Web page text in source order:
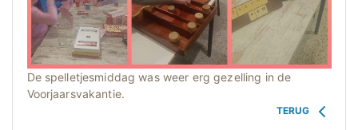
De spelletjesmiddag was weer erg gezelling in de
Voorjaarsvakantie.
TERUG